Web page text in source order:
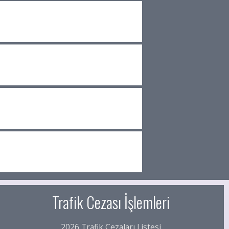
Trafik Cezası İşlemleri